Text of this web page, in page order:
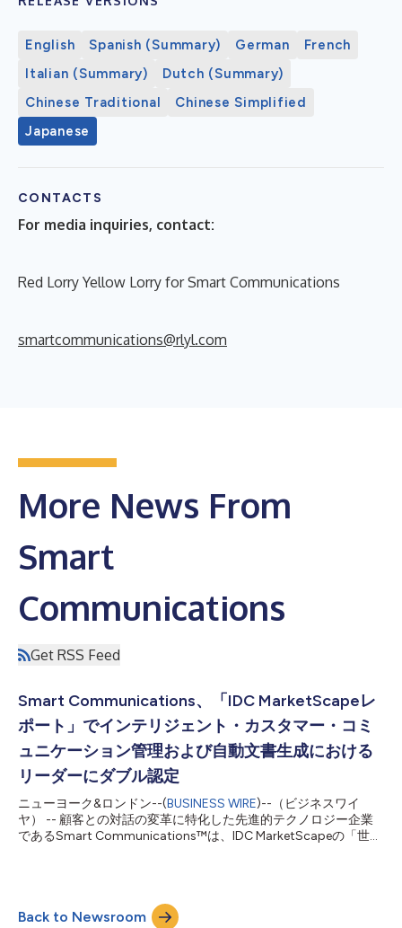
English Spanish (Summary) German
French
Italian (Summary)
Dutch (Summary)
Chinese Traditional
Chinese Simplified
Japanese
CONTACTS
For media inquiries, contact:
Red Lorry Yellow Lorry for Smart Communications
smartcommunications@rlyl.com
More News From
Smart
Communications
Get RSS Feed
Smart Communications、「IDC MarketScapeレ
ポート」でインテリジェント・カスタマー・コミ
ュニケーション管理および自動文書生成における
リーダーにダブル認定
ニューヨーク&ロンドン--(BUSINESS WIRE)--（ビジネスワイ
ヤ） -- 顧客との対話の変革に特化した先進的テクノロジー企業
であるSmart Communications™は、IDC MarketScapeの「世界
ン管理 2024年 ベンダー評価」（文書番号：US52111324、2024
年12月発行）においても「リーダー」として認定されたことを発
Back to Newsroom